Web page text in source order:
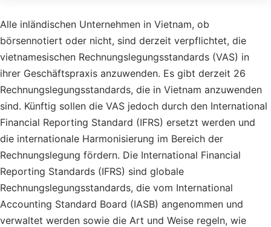
Alle inländischen Unternehmen in Vietnam, ob
börsennotiert oder nicht, sind derzeit verpflichtet, die
vietnamesischen Rechnungslegungsstandards (VAS) in
ihrer Geschäftspraxis anzuwenden. Es gibt derzeit 26
Rechnungslegungsstandards, die in Vietnam anzuwenden
sind. Künftig sollen die VAS jedoch durch den International
Financial Reporting Standard (IFRS) ersetzt werden und
die internationale Harmonisierung im Bereich der
Rechnungslegung fördern. Die International Financial
Reporting Standards (IFRS) sind globale
Rechnungslegungsstandards, die vom International
Accounting Standard Board (IASB) angenommen und
verwaltet werden sowie die Art und Weise regeln, wie